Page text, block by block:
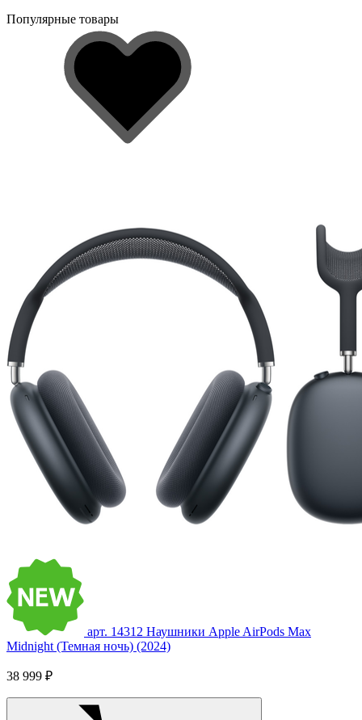
Популярные товары
арт. 14312 Наушники Apple AirPods Max
Midnight (Темная ночь) (2024)
38 999 ₽